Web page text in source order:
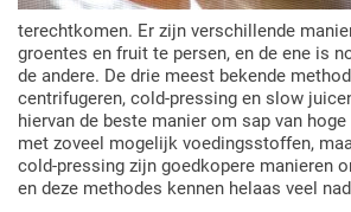
terechtkomen. Er zijn verschillende
groentes en fruit te persen, en de ene is
de andere. De drie meest bekende
centrifugeren, cold-pressing en slow
hiervan de beste manier om sap van
met zoveel mogelijk voedingsstoffen,
cold-pressing zijn goedkopere manieren
en deze methodes kennen helaas veel